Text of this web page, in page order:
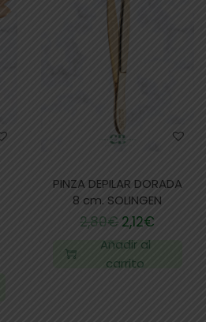
PINZA DEPILAR DORADA
8 cm. SOLINGEN
2,80€2,12€
Añadir al
carrito